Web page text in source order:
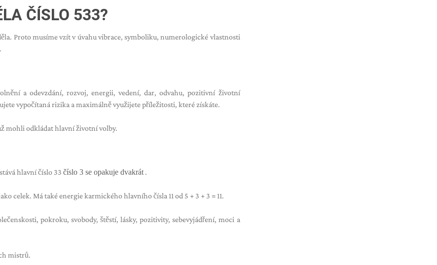
ČÍSLO 533?
Proto musíme vzít v úvahu vibrace, symboliku, numerologické vlastnosti
a odevzdání, rozvoj, energii, vedení, dar, odvahu, pozitivní životní
vypočítaná rizika a maximálně využijete příležitosti, které získáte.
mohli odkládat hlavní životní volby.
hlavní číslo 33 číslo 3 se opakuje dvakrát .
celek. Má také energie karmického hlavního čísla 11 od 5 + 3 + 3 = 11.
pokroku, svobody, štěstí, lásky, pozitivity, sebevyjádření, moci a
mistrů.